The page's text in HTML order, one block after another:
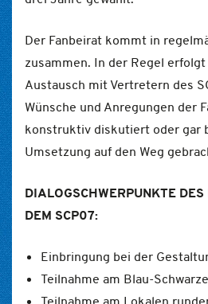
Der Fanbeirat kommt in
zusammen. In der Regel
Austausch mit Vertretern des
Wünsche und Anregungen der
konstruktiv diskutiert oder gar
Umsetzung auf den Weg
DIALOGSCHWERPUNKTE
DEM SCP07:
Einbringung bei der
Teilnahme am Blau-